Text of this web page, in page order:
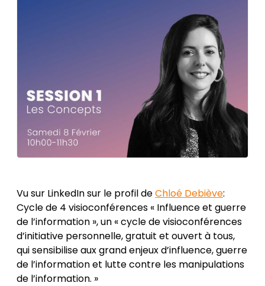
25 Mar
2025 9
Nov
2025
Vian
Vu sur LinkedIn sur le profil deChloé Debiève:
Cycle de 4 visioconférences « Influence et guerre
de l’information », un « cycle de visioconférences
d’initiative personnelle, gratuit et ouvert à tous,
qui sensibilise aux grand enjeux d’influence, guerre
de l’information et lutte contre les manipulations
de l’information. »